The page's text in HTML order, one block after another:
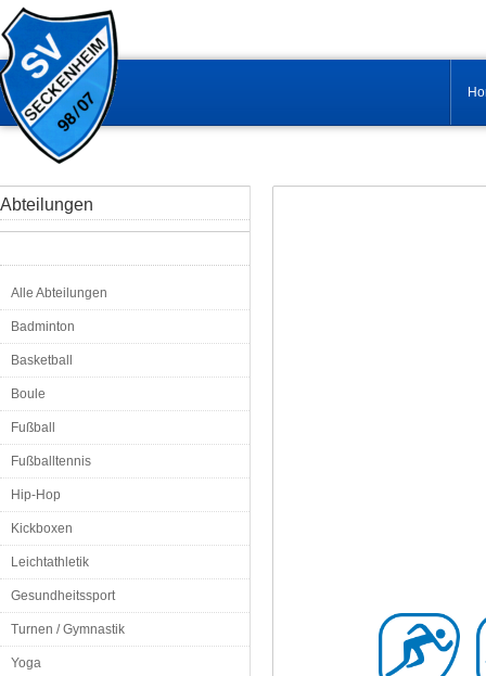
Abteilungen
Alle Abteilungen
Badminton
Basketball
Boule
Fußball
Fußballtennis
Hip-Hop
Kickboxen
Leichtathletik
Gesundheitssport
Turnen / Gymnastik
Yoga